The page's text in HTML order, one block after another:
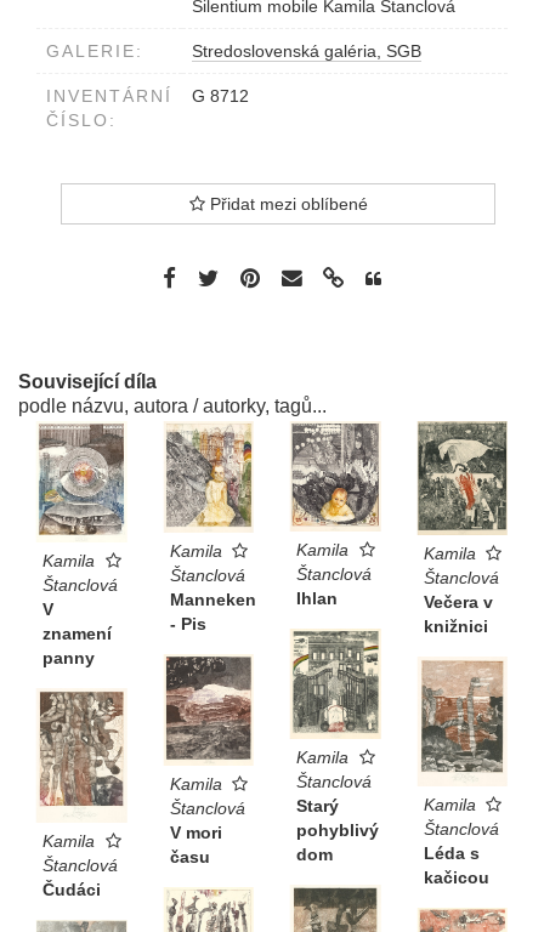
Silentium mobile Kamila Štanclová
GALERIE: Stredoslovenská galéria, SGB
INVENTÁRNÍ
ČÍSLO:
G 8712
Přidat mezi oblíbené
Související díla
podle názvu, autora / autorky, tagů...
Kamila
Štanclová
V
znamení
panny
Kamila
Štanclová
Manneken
- Pis
Kamila
Štanclová
Ihlan
Kamila
Štanclová
Večera v
knižnici
Kamila
Štanclová
Starý
pohyblivý
dom
Kamila
Štanclová
V mori
času
Kamila
Štanclová
Léda s
kačicou
Kamila
Štanclová
Čudáci